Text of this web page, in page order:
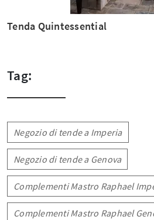
Tenda Quintessential
Tag:
Negozio di tende a Imperia
Negozio di tende a Genova
Complementi Mastro Raphael
Complementi Mastro Raphael